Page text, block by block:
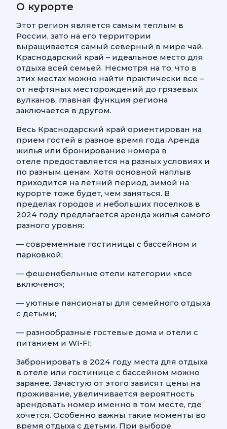
О курорте
Этот регион является самым теплым в
России, зато на его территории
выращивается самый северный в мире чай.
Краснодарский край – идеальное место для
отдыха всей семьей. Несмотря на то, что в
этих местах можно найти практически все –
от нефтяных месторождений до грязевых
вулканов, главная функция региона
заключается в другом.
Весь Краснодарский край ориентирован на
прием гостей в разное время года. Аренда
жилья или бронирование номера в
отеле предоставляется на разных условиях и
по разным ценам. Хотя основной наплыв
приходится на летний период, зимой на
курорте тоже будет, чем заняться. В
пределах городов и небольших поселков в
2024 году предлагается аренда жилья самого
разного уровня:
— современные гостиницы с бассейном и
парковкой;
— фешенебельные отели категории «все
включено»;
— уютные пансионаты для семейного отдыха
с детьми;
— разнообразные гостевые дома и отели с
питанием и WI-FI;
Забронировать в 2024 году места для отдыха
в отеле или гостинице с бассейном можно
заранее. Зачастую от этого зависят цены на
проживание, увеличивается вероятность
арендовать номер именно в том месте, где
хочется. Особенно важны такие моменты во
время отдыха с детьми. При выборе